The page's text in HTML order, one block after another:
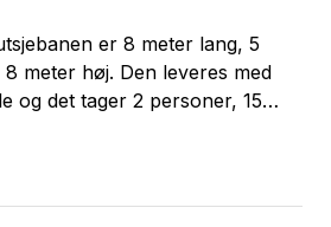
er 8 meter lang, 5
meter høj. Den leveres med
og det tager 2 personer, 15
andre hårde underlag. Hvis